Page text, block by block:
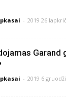
- 2019 26
Garand
- 2019 6